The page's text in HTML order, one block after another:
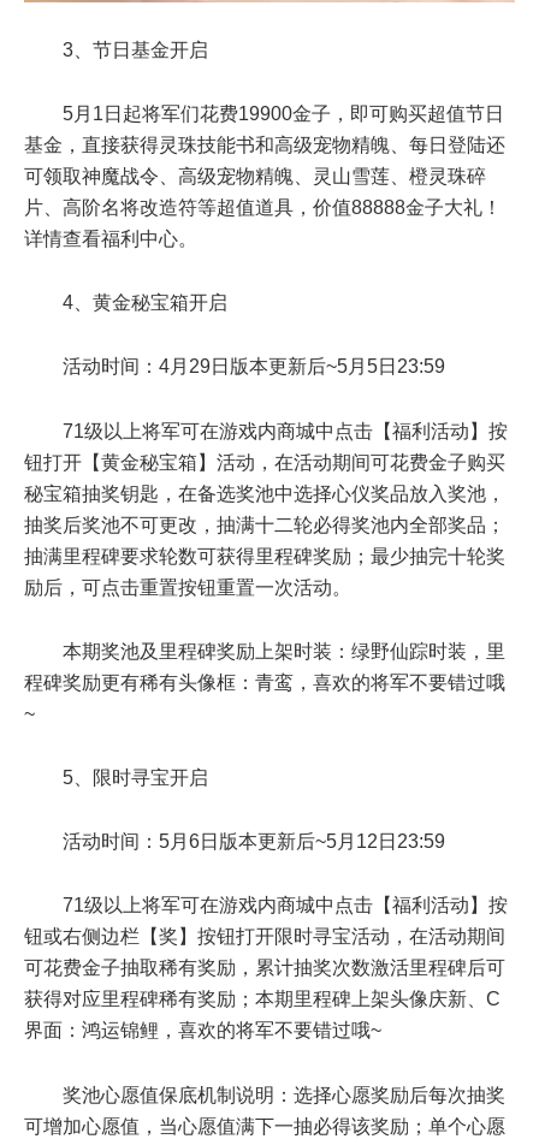
3、节日基金开启
5月1日起将军们花费19900金子，即可购买超值节日
基金，直接获得灵珠技能书和高级宠物精魄、每日登陆还
可领取神魔战令、高级宠物精魄、灵山雪莲、橙灵珠碎
片、高阶名将改造符等超值道具，价值88888金子大礼！
详情查看福利中心。
4、黄金秘宝箱开启
活动时间：4月29日版本更新后~5月5日23:59
71级以上将军可在游戏内商城中点击【福利活动】按
钮打开【黄金秘宝箱】活动，在活动期间可花费金子购买
秘宝箱抽奖钥匙，在备选奖池中选择心仪奖品放入奖池，
抽奖后奖池不可更改，抽满十二轮必得奖池内全部奖品；
抽满里程碑要求轮数可获得里程碑奖励；最少抽完十轮奖
励后，可点击重置按钮重置一次活动。
本期奖池及里程碑奖励上架时装：绿野仙踪时装，里
程碑奖励更有稀有头像框：青鸾，喜欢的将军不要错过哦
~
5、限时寻宝开启
活动时间：5月6日版本更新后~5月12日23:59
71级以上将军可在游戏内商城中点击【福利活动】按
钮或右侧边栏【奖】按钮打开限时寻宝活动，在活动期间
可花费金子抽取稀有奖励，累计抽奖次数激活里程碑后可
获得对应里程碑稀有奖励；本期里程碑上架头像庆新、C
界面：鸿运锦鲤，喜欢的将军不要错过哦~
奖池心愿值保底机制说明：选择心愿奖励后每次抽奖
可增加心愿值，当心愿值满下一抽必得该奖励；单个心愿